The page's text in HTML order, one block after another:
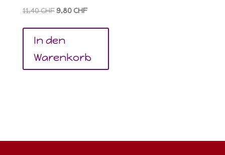
11,40CHF Ursprünglicher
9,80 CHFAktueller
In den
Warenkorb